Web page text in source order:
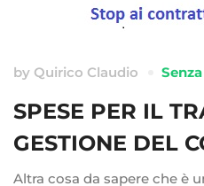
by Quirico Claudio
SPESE PER IL
GESTIONE DEL
Altra cosa da sapere che è